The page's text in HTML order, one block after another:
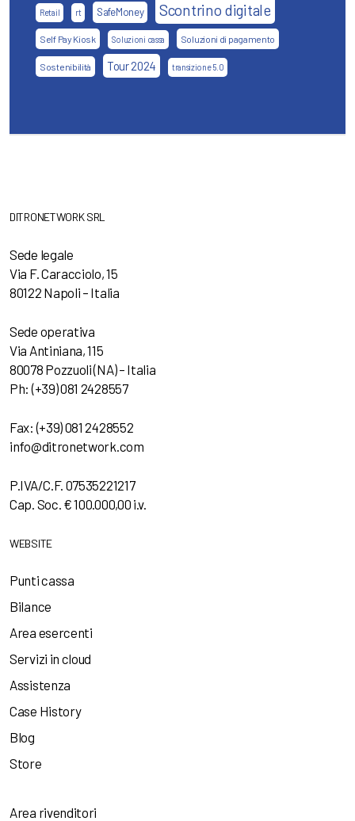
Retail rt SafeMoney Scontrino digitale
Self Pay Kiosk Soluzioni cassa Soluzioni di pagamento
Sostenibilità Tour 2024 transizione 5.0
DITRONETWORK SRL
Sede legale
Via F. Caracciolo, 15
80122 Napoli – Italia
Sede operativa
Via Antiniana, 115
80078 Pozzuoli (NA) – Italia
Ph: (+39) 081 2428557
Fax: (+39) 081 2428552
info@ditronetwork.com
P.IVA/C.F. 07535221217
Cap. Soc. € 100.000,00 i.v.
WEBSITE
Punti cassa
Bilance
Area esercenti
Servizi in cloud
Assistenza
Case History
Blog
Store
Area rivenditori